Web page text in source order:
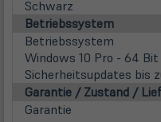
Schwarz
Betriebssystem
Betriebssystem
Windows 10 Pro - 64 Bit
Sicherheitsupdates bis
Garantie / Zustand /
Garantie